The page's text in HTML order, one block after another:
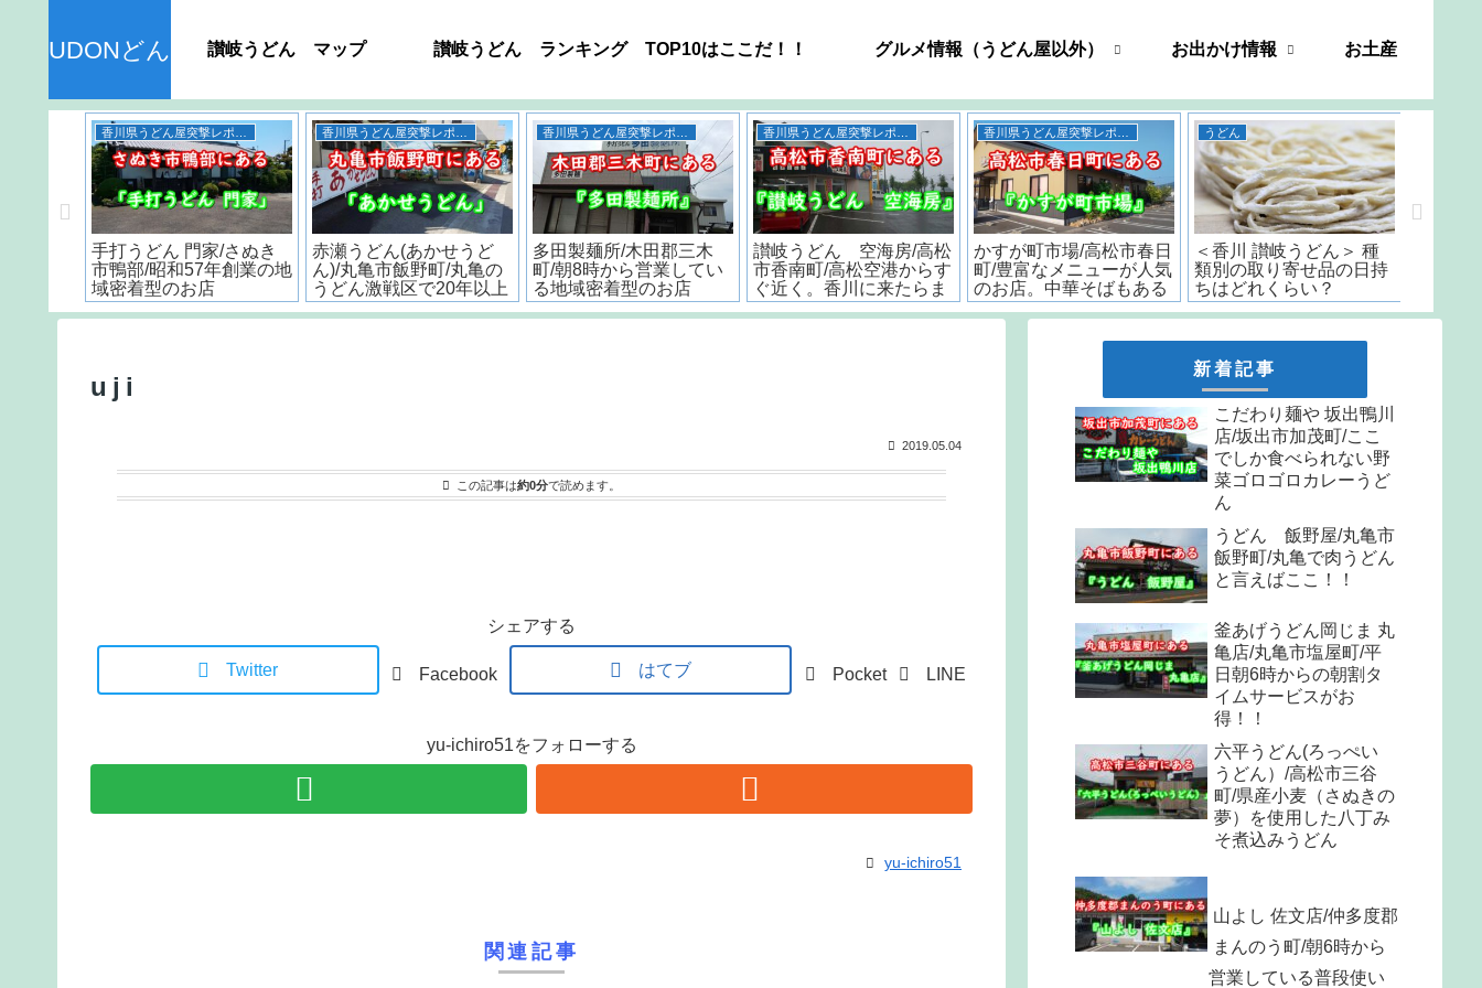
UDONどん 讃岐うどん マップ 讃岐うどん ランキング TOP10はここだ！！ グルメ情報（うどん屋以外） お出かけ情報 お土産
うどん
＜香川うどん屋＞おすす
め製麺所4店の紹介
香川県のおすすめスポット
丸亀城のスタンプラリー
は最後に感動が訪れる!!
うどん
高松空港周辺のうどん屋
おすすめ12選！！全店舗
6㎞以内で超有名店もあ
るよ。
うどん
<香川・讃岐流>おいしい
うどんだしの作り方とポ
イント
香川県うどん屋突撃レポート
善や/高松市新田町/創業
から33年続く屋島の名店
のうどんは間違いない..
うどん
五右衛門 うどん 香川/
「日本一うまいカレーう
どん」と言われた名店の
味をお取り寄せ
天ぷら
uji
2019.05.04
この記事は約0分で読めます。
シェアする
Twitter Facebook はてブ Pocket LINE
yu-ichiro51をフォローする
yu-ichiro51
関連記事
新着記事
こだわり麺や 坂出鴨川
店/坂出市加茂町/ここ
でしか食べられない野
菜ゴロゴロカレーうど
ん
うどん 飯野屋/丸亀市
飯野町/丸亀で肉うどん
と言えばここ！！
釜あげうどん岡じま 丸
亀店/丸亀市塩屋町/平
日朝6時からの朝割タ
イムサービスがお
得！！
六平うどん(ろっぺい
うどん）/高松市三谷
町/県産小麦（さぬきの
夢）を使用した八丁み
そ煮込みうどん
山よし 佐文店/仲多度郡
まんのう町/朝6時から
営業している普段使い